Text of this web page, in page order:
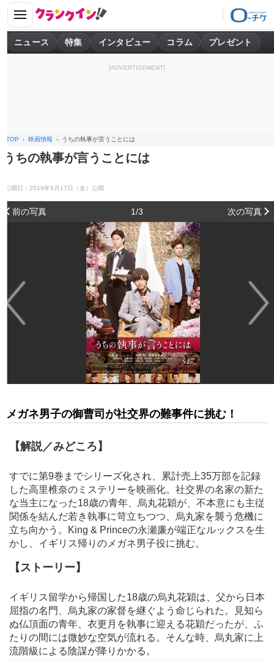
ニュース 特集 インタビュー コラム プレゼント
[ADVERTISEMENT]
TOP 映画情報 うちの執事が言うことには
うちの執事が言うことには
公開日：2019年5月17日（金）公開
前の写真 1/3 次の写真
メガネ男子の御曹司が社交界の難事件に挑む！
【解説／みどころ】
すでに第9巻までシリーズ化され、累計売上35万部を記録
した高里椎奈のミステリーを映画化。社交界の名家の新た
な当主になった18歳の青年、烏丸花穎が、不本意にも主従
関係を結んだ若き執事に苛立ちつつ、烏丸家を襲う危機に
立ち向かう。King & Princeの永瀬廉が端正なルックスを生
かし、イギリス帰りのメガネ男子役に挑む。
【ストーリー】
イギリス留学から帰国した18歳の烏丸花穎は、父から日本
屈指の名門、烏丸家の家督を継ぐよう命じられた。見知ら
ぬ仏頂面の青年、衣更月を執事に迎える花穎だったが、ふ
たりの間には微妙な空気が流れる。そんな時、烏丸家に上
流階級による陰謀が降りかかる。